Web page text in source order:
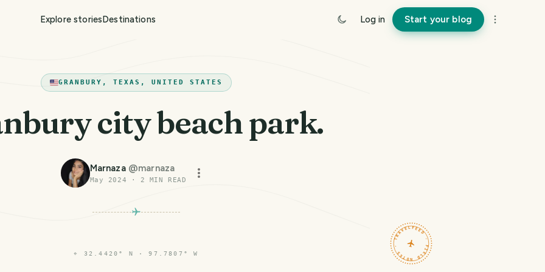
Explore storiesDestinations Log in Start your blog
GRANBURY, TEXAS, UNITED STATES
city beach park.
Marnaza @marnaza
May 2024 · 2 MIN READ
TRAVELFEED · FIELD NOTES ·
⌖ 32.4420° N · 97.7807° W